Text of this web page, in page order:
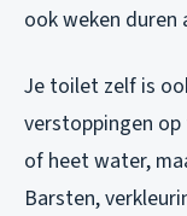
ook weken duren
Je toilet zelf is
verstoppingen
of heet water,
Barsten,